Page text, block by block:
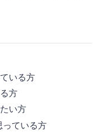
いる方
方
い方
っている方